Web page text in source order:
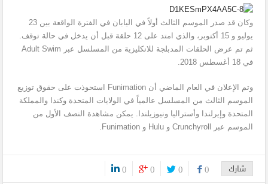
وكان قد صدر الموسم الثالث أولاً في اليابان في الفترة الواقعة بين 23
يوليو و 15 أكتوبر، والذي امتد على 12 حلقة قبل أن يدخل في حالة توقف.
ثم تم عرض الحلقات المدبلجة للانكليزية من المسلسل عبر Adult Swim
في 18 أغسطس 2018.
وتم الإعلان في العام الماضي أن Funimation استحوذت على حقوق توزيع
الموسم الثالث من المسلسل عالمياً في الولايات المتحدة وكندا والمملكة
المتحدة وإيرلندا وأستراليا ونيوزيلندا. يمكن مشاهدة النصف الأول من
الموسم عبر Crunchyroll و Hulu و Funimation.
شارك 0
0
0
0